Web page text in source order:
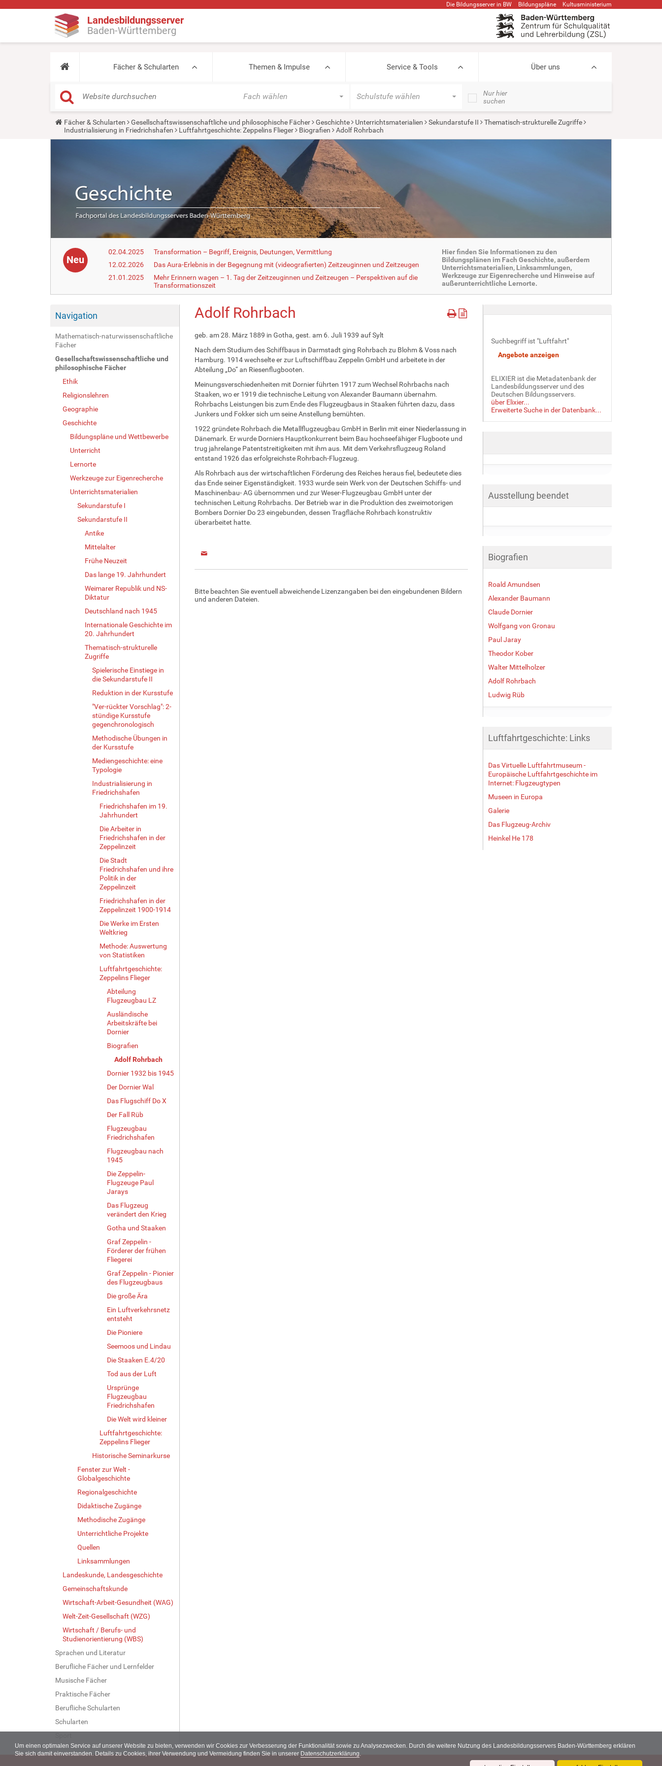
Um einen optimalen Service auf unserer Website zu bieten, verwenden wir Cookies zur Verbesserung der Funktionalität sowie zu Analysezwecken. Durch die weitere Nutzung des Landesbildungsservers Baden-Württemberg erklären
Sie sich damit einverstanden. Details zu Cookies, ihrer Verwendung und Vermeidung finden Sie in unserer Datenschutzerklärung.
Die Bildungsserver in BW Bildungspläne Kultusministerium
Landesbildungsserver
Baden-Württemberg
Fächer & Schularten Themen & Impulse Service & Tools Über uns
Fach wählen Schulstufe wählen
Nur hier
suchen
Y
u
Fächer & Schularten Gesellschaftswissenschaftliche und philosophische Fächer Geschichte Unterrichtsmaterialien Sekundarstufe II
Thematisch-strukturelle Zugriffe
Industrialisierung in Friedrichshafen
Luftfahrtgeschichte: Zeppelins Flieger Biografien Adolf Rohrbach
Neu
02.04.2025
Transformation – Begriff, Ereignis, Deutungen, Vermittlung
12.02.2026
Das Aura-Erlebnis in der Begegnung mit (videografierten) Zeitzeuginnen und Zeitzeugen
21.01.2025
Mehr Erinnern wagen – 1. Tag der Zeitzeuginnen und Zeitzeugen – Perspektiven auf die
Transformationszeit
Hier finden Sie Informationen zu den
Bildungsplänen im Fach Geschichte, außerdem
Unterrichtsmaterialien, Linksammlungen,
Werkzeuge zur Eigenrecherche und Hinweise auf
außerunterrichtliche Lernorte.
Navigation
Mathematisch-naturwissenschaftliche
Fächer
Gesellschaftswissenschaftliche und
philosophische Fächer
Ethik
Religionslehren
Geographie
Geschichte
Bildungspläne und Wettbewerbe
Unterricht
Lernorte
Werkzeuge zur Eigenrecherche
Unterrichtsmaterialien
Sekundarstufe I
Sekundarstufe II
Antike
Mittelalter
Frühe Neuzeit
Das lange 19. Jahrhundert
Weimarer Republik und NS-
Diktatur
Deutschland nach 1945
Internationale Geschichte im
20. Jahrhundert
Thematisch-strukturelle
Zugriffe
Spielerische Einstiege in
die Sekundarstufe II
Reduktion in der Kursstufe
"Ver-rückter Vorschlag": 2-
stündige Kursstufe
gegenchronologisch
Methodische Übungen in
der Kursstufe
Mediengeschichte: eine
Typologie
Industrialisierung in
Friedrichshafen
Friedrichshafen im 19.
Jahrhundert
Die Arbeiter in
Friedrichshafen in der
Zeppelinzeit
Die Stadt
Friedrichshafen und ihre
Politik in der
Zeppelinzeit
Friedrichshafen in der
Zeppelinzeit 1900-1914
Die Werke im Ersten
Weltkrieg
Methode: Auswertung
von Statistiken
Luftfahrtgeschichte:
Zeppelins Flieger
Abteilung
Flugzeugbau LZ
Ausländische
Arbeitskräfte bei
Dornier
Biografien
Adolf Rohrbach
Dornier 1932 bis 1945
Der Dornier Wal
Das Flugschiff Do X
Der Fall Rüb
Flugzeugbau
Friedrichshafen
Flugzeugbau nach
1945
Die Zeppelin-
Flugzeuge Paul
Jarays
Das Flugzeug
verändert den Krieg
Gotha und Staaken
Graf Zeppelin -
Förderer der frühen
Fliegerei
Graf Zeppelin - Pionier
des Flugzeugbaus
Die große Ära
Ein Luftverkehrsnetz
entsteht
Die Pioniere
Seemoos und Lindau
Die Staaken E.4/20
Tod aus der Luft
Ursprünge
Flugzeugbau
Friedrichshafen
Die Welt wird kleiner
Luftfahrtgeschichte:
Zeppelins Flieger
Historische Seminarkurse
Fenster zur Welt -
Globalgeschichte
Regionalgeschichte
Didaktische Zugänge
Methodische Zugänge
Unterrichtliche Projekte
Quellen
Linksammlungen
Landeskunde, Landesgeschichte
Gemeinschaftskunde
Wirtschaft-Arbeit-Gesundheit (WAG)
Welt-Zeit-Gesellschaft (WZG)
Wirtschaft / Berufs- und
Studienorientierung (WBS)
Sprachen und Literatur
Berufliche Fächer und Lernfelder
Musische Fächer
Praktische Fächer
Berufliche Schularten
Schularten
Adolf Rohrbach
geb. am 28. März 1889 in Gotha, gest. am 6. Juli 1939 auf Sylt
Nach dem Studium des Schiffbaus in Darmstadt ging Rohrbach zu Blohm & Voss nach
Hamburg. 1914 wechselte er zur Luftschiffbau Zeppelin GmbH und arbeitete in der
Abteilung „Do“ an Riesenflugbooten.
Meinungsverschiedenheiten mit Dornier führten 1917 zum Wechsel Rohrbachs nach
Staaken, wo er 1919 die technische Leitung von Alexander Baumann übernahm.
Rohrbachs Leistungen bis zum Ende des Flugzeugbaus in Staaken führten dazu, dass
Junkers und Fokker sich um seine Anstellung bemühten.
1922 gründete Rohrbach die Metallflugzeugbau GmbH in Berlin mit einer Niederlassung in
Dänemark. Er wurde Dorniers Hauptkonkurrent beim Bau hochseefähiger Flugboote und
trug jahrelange Patentstreitigkeiten mit ihm aus. Mit dem Verkehrsflugzeug Roland
entstand 1926 das erfolgreichste Rohrbach-Flugzeug.
Als Rohrbach aus der wirtschaftlichen Förderung des Reiches heraus fiel, bedeutete dies
das Ende seiner Eigenständigkeit. 1933 wurde sein Werk von der Deutschen Schiffs- und
Maschinenbau- AG übernommen und zur Weser-Flugzeugbau GmbH unter der
technischen Leitung Rohrbachs. Der Betrieb war in die Produktion des zweimotorigen
Bombers Dornier Do 23 eingebunden, dessen Tragfläche Rohrbach konstruktiv
überarbeitet hatte.
Bitte beachten Sie eventuell abweichende Lizenzangaben bei den eingebundenen Bildern
und anderen Dateien.
Suchbegriff ist "Luftfahrt"
ELIXIER ist die Metadatenbank der
Landesbildungsserver und des
Deutschen Bildungsservers.
über Elixier...
Erweiterte Suche in der Datenbank...
Ausstellung beendet
Biografien
Roald Amundsen
Alexander Baumann
Claude Dornier
Wolfgang von Gronau
Paul Jaray
Theodor Kober
Walter Mittelholzer
Adolf Rohrbach
Ludwig Rüb
Luftfahrtgeschichte: Links
Das Virtuelle Luftfahrtmuseum -
Europäische Luftfahrtgeschichte im
Internet: Flugzeugtypen
Museen in Europa
Galerie
Das Flugzeug-Archiv
Heinkel He 178